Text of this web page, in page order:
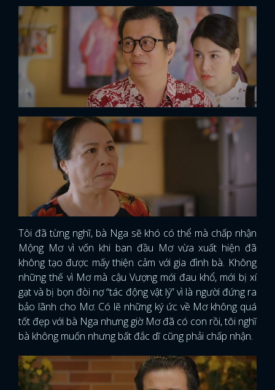
Tôi đã từng nghĩ, bà Nga sẽ khó có thể mà chấp nhận
Mộng Mơ vì vốn khi ban đầu Mơ vừa xuất hiện đã
không tạo được mấy thiện cảm với gia đình bà. Không
những thế vì Mơ mà cậu Vượng mới đau khổ, mới bị xí
gạt và bị bọn đòi nợ “tác động vật lý” vì là người đứng ra
bảo lãnh cho Mơ. Có lẽ những ký ức về Mơ không quá
tốt đẹp với bà Nga nhưng giờ Mơ đã có con rồi, tôi nghĩ
bà không muốn nhưng bất đắc dĩ cũng phải chấp nhận.